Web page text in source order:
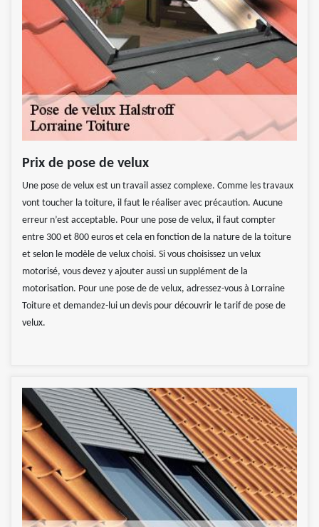
Prix de pose de velux
Une pose de velux est un travail assez complexe. Comme les travaux
vont toucher la toiture, il faut le réaliser avec précaution. Aucune
erreur n’est acceptable. Pour une pose de velux, il faut compter
entre 300 et 800 euros et cela en fonction de la nature de la toiture
et selon le modèle de velux choisi. Si vous choisissez un velux
motorisé, vous devez y ajouter aussi un supplément de la
motorisation. Pour une pose de de velux, adressez-vous à Lorraine
Toiture et demandez-lui un devis pour découvrir le tarif de pose de
velux.